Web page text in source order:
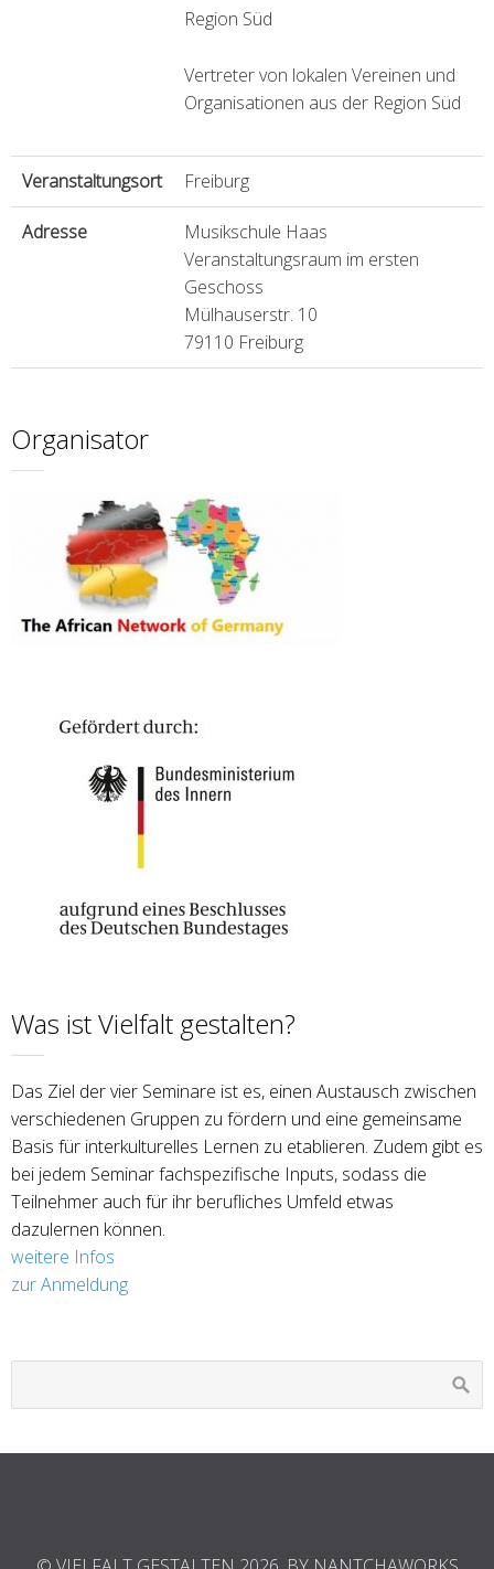
Region Süd
Vertreter von lokalen Vereinen und
Organisationen aus der Region Süd
Veranstaltungsort Freiburg
Adresse
Musikschule Haas
Veranstaltungsraum im ersten
Geschoss
Mülhauserstr. 10
79110 Freiburg
Organisator
Was ist Vielfalt gestalten?
Das Ziel der vier Seminare ist es, einen Austausch zwischen
verschiedenen Gruppen zu fördern und eine gemeinsame
Basis für interkulturelles Lernen zu etablieren. Zudem gibt es
bei jedem Seminar fachspezifische Inputs, sodass die
Teilnehmer auch für ihr berufliches Umfeld etwas
dazulernen können.
weitere Infos
zur Anmeldung